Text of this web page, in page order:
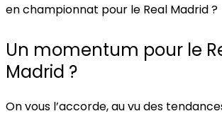
en championnat pour le Real Madrid ?
Un momentum pour le
Madrid ?
On vous l’accorde, au vu des